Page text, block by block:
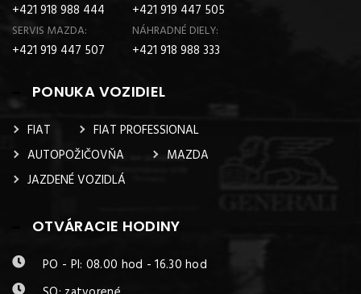
+421 918 988 444 +421 919 447 505
SERVIS MAZDA:
+421 919 447 507
NÁHRADNÉ DIELY:
+421 918 988 333
PONUKA VOZIDIEL
FIAT
FIAT PROFESSIONAL
AUTOPOŽIČOVŇA
MAZDA
JAZDENÉ VOZIDLÁ
OTVÁRACIE HODINY
PO - PI: 08.00 hod - 16.30 hod